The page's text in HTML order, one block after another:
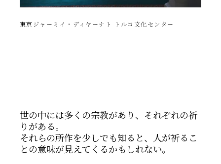
東京ジャーミイ・ディヤーナト トルコ文化センター
世の中には多くの宗教があり、それぞれの祈
りがある。
それらの所作を少しでも知ると、人が祈るこ
との意味が見えてくるかもしれない。